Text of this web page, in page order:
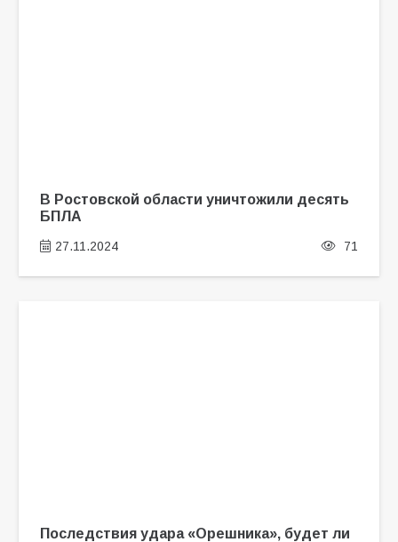
В Ростовской области уничтожили десять
БПЛА
27.11.2024 71
Последствия удара «Орешника», будет ли